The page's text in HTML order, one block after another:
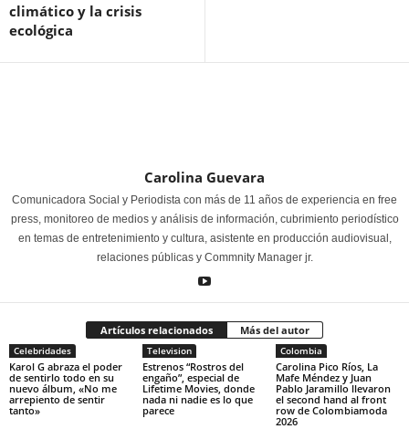
climático y la crisis
ecológica
Carolina Guevara
Comunicadora Social y Periodista con más de 11 años de experiencia en free
press, monitoreo de medios y análisis de información, cubrimiento periodístico
en temas de entretenimiento y cultura, asistente en producción audiovisual,
relaciones públicas y Commnity Manager jr.
Artículos relacionados Más del autor
Celebridades
Karol G abraza el poder
de sentirlo todo en su
nuevo álbum, «No me
arrepiento de sentir
tanto»
Television
Estrenos “Rostros del
engaño”, especial de
Lifetime Movies, donde
nada ni nadie es lo que
parece
Colombia
Carolina Pico Ríos, La
Mafe Méndez y Juan
Pablo Jaramillo llevaron
el second hand al front
row de Colombiamoda
2026